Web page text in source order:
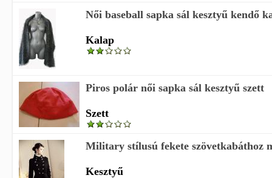
Női baseball sapka sál kesztyű kendő
Kalap
Piros polár női sapka sál kesztyű szett
Szett
Military stílusú fekete szövetkabáthoz
Kesztyű